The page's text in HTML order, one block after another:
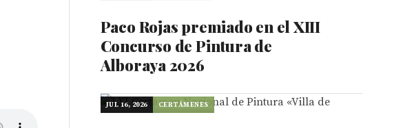
Paco Rojas premiado en el XIII
Concurso de Pintura de
Alboraya 2026
JUL 16, 2026 CERTÁMENES